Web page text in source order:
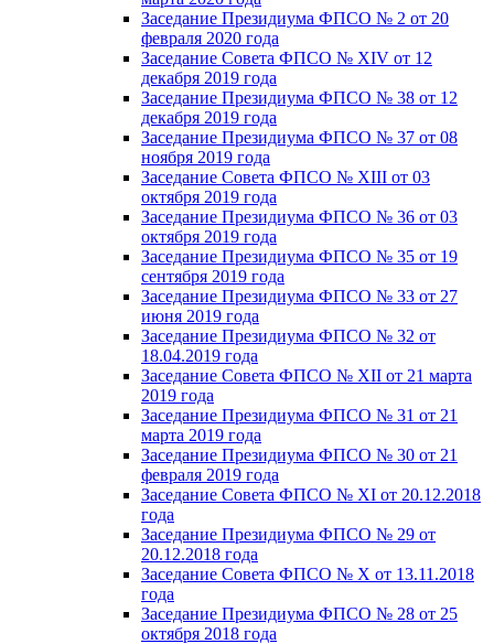
Заседание Президиума ФПСО № 2 от 20
февраля 2020 года
Заседание Совета ФПСО № XIV от 12
декабря 2019 года
Заседание Президиума ФПСО № 38 от 12
декабря 2019 года
Заседание Президиума ФПСО № 37 от 08
ноября 2019 года
Заседание Совета ФПСО № XIII от 03
октября 2019 года
Заседание Президиума ФПСО № 36 от 03
октября 2019 года
Заседание Президиума ФПСО № 35 от 19
сентября 2019 года
Заседание Президиума ФПСО № 33 от 27
июня 2019 года
Заседание Президиума ФПСО № 32 от
18.04.2019 года
Заседание Совета ФПСО № XII от 21 марта
2019 года
Заседание Президиума ФПСО № 31 от 21
марта 2019 года
Заседание Президиума ФПСО № 30 от 21
февраля 2019 года
Заседание Совета ФПСО № XI от 20.12.2018
года
Заседание Президиума ФПСО № 29 от
20.12.2018 года
Заседание Совета ФПСО № X от 13.11.2018
года
Заседание Президиума ФПСО № 28 от 25
октября 2018 года